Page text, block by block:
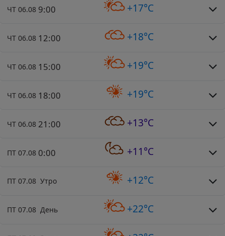
ЧТ 06.08 9:00 +17°C
ЧТ 06.08 12:00 +18°C
ЧТ 06.08 15:00 +19°C
ЧТ 06.08 18:00 +19°C
ЧТ 06.08 21:00 +13°C
ПТ 07.08 0:00 +11°C
ПТ 07.08 Утро +12°C
ПТ 07.08 День +22°C